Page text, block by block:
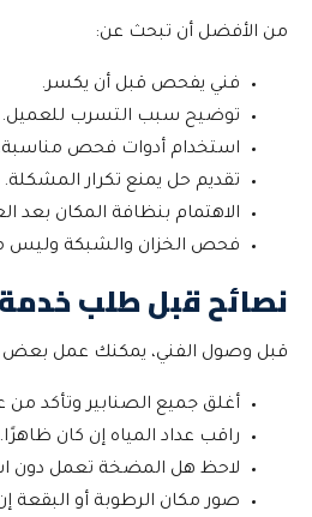
من الأفضل أن تبحث عن:
فني يفحص قبل أن يكسر.
توضيح سبب التسرب للعميل.
استخدام أدوات فحص مناسبة.
تقديم حل يمنع تكرار المشكلة.
الاهتمام بنظافة المكان بعد
فحص الخزان والشبكة وليس
نصائح قبل طلب
قبل وصول الفني، يمكنك عمل
أغلق جميع الصنابير وتأكد من
راقب عداد المياه إن كان ظاهرًا.
لاحظ هل المضخة تعمل دون
صور مكان الرطوبة أو البقعة